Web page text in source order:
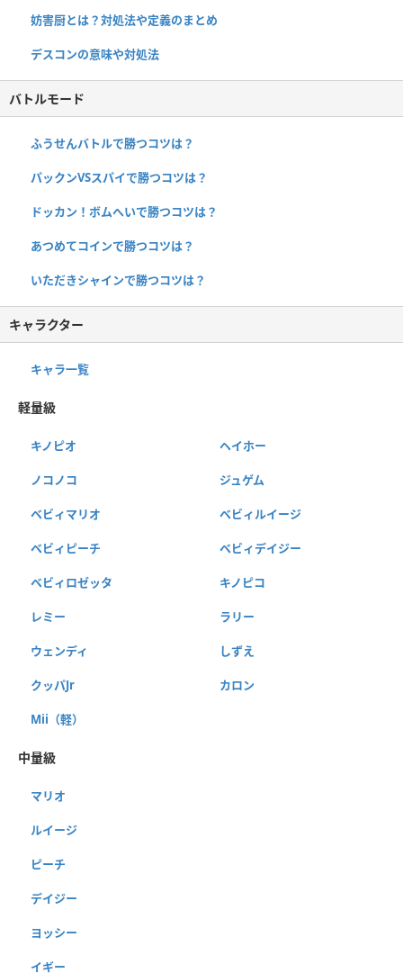
妨害厨とは？対処法や定義のまとめ
デスコンの意味や対処法
バトルモード
ふうせんバトルで勝つコツは？
パックンVSスパイで勝つコツは？
ドッカン！ボムへいで勝つコツは？
あつめてコインで勝つコツは？
いただきシャインで勝つコツは？
キャラクター
キャラ一覧
軽量級
キノピオ ヘイホー
ノコノコ ジュゲム
ベビィマリオ ベビィルイージ
ベビィピーチ ベビィデイジー
ベビィロゼッタ キノピコ
レミー ラリー
ウェンディ しずえ
クッパJr カロン
Mii（軽）
中量級
マリオ
ルイージ
ピーチ
デイジー
ヨッシー
イギー